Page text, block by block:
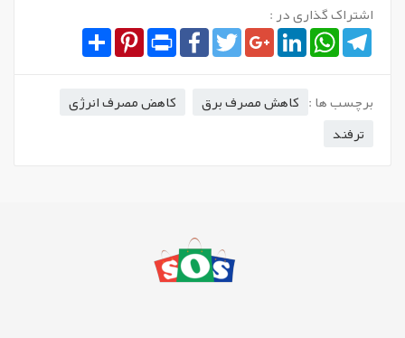
اشتراک گذاری در :
SharePinterest Print
FacebookTwitterGoogle+LinkedInWhatsAppTelegram
برچسب ها : کاهش مصرف برق
کاهض مصرف انرژی
ترفند